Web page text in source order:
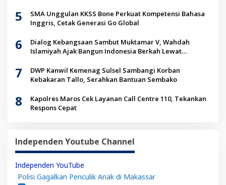
5
SMA Unggulan KKSS Bone Perkuat Kompetensi Bahasa
Inggris, Cetak Generasi Go Global
6
Dialog Kebangsaan Sambut Muktamar V, Wahdah
Islamiyah Ajak Bangun Indonesia Berkah Lewat
7
DWP Kanwil Kemenag Sulsel Sambangi Korban
Kebakaran Tallo, Serahkan Bantuan Sembako
8
Kapolres Maros Cek Layanan Call Centre 110, Tekankan
Respons Cepat
Independen Youtube Channel
Independen YouTube
Polisi Gagalkan Penculik Anak di Makassar